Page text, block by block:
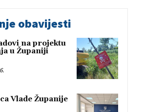
obavijesti
na projektu
u Županiji
Vlade Županije